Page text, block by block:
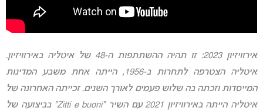
אירוויזיון 2023: זו תהיה ההשתתפות ה-48 של איטליה באירוויזיון.
איטליה הצטרפה לתחרות ב-1956, הייתה אחת משבע המדינות
המייסדות וזכתה בה שלוש פעמים לאורך השנים. זכייתה האחרונה של
איטליה הייתה באירוויזיון 2021 עם השיר “Zitti e buoni” בביצועה של